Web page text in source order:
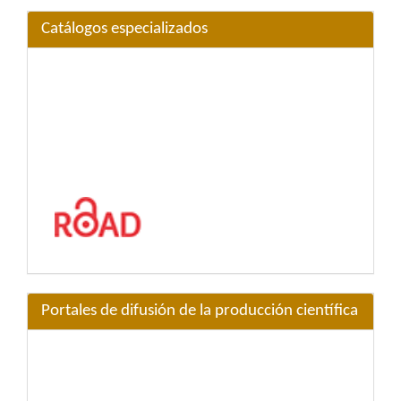
Catálogos especializados
Portales de difusión de la producción científica